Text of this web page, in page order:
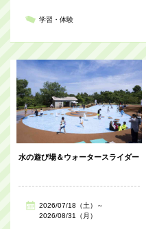
学習・体験
水の遊び場＆ウォータースライダー
2026/07/18（土）～
2026/08/31（月）